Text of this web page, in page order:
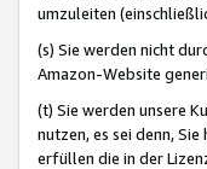
umzuleiten
(s) Sie werden nicht
Amazon-Website
(t) Sie werden unsere
nutzen, es sei denn,
erfüllen die in der